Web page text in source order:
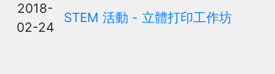
2018-
02-24
STEM 活動 - 立體打印工作坊